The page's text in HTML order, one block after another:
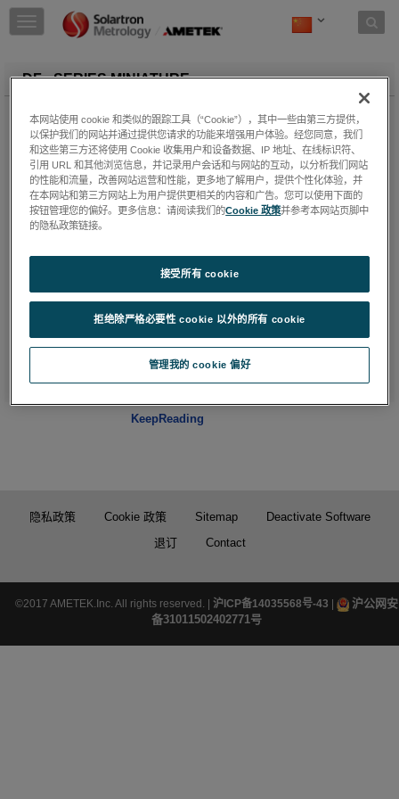
Skip to content
T
o
g
n
a
v
g
a
o
DF - SERIES MINIATURE
The DF DC miniature displacement sensor has a friction-free
core and the DFg has a free guided core incorporating Delrin
bearings. All types incorporate a Linear Variable Differential
Transformer (LVDT) as the measuring source together with
oscillator, demodulator and filter providing a self-contained unit
accepting a DC input and providing a DC output relative to
armature position. With high linearity and low mass of moving
parts, these are ideally suited to applications in civil, mechanical,
suitable load-sensitive member such as a proof ring or
diaphragm, they can provide load or pressure measurement.
High output
Excellent repeatability
Low power
KeepReading
隐私政策 Cookie 政策 Sitemap
Deactivate Software
退订
Contact
©2017 AMETEK.Inc. All rights reserved. | 沪ICP备14035568号-43
沪公网安
备31011502402771号
本网站使用 cookie 和类似的跟踪工具（“Cookie”），其中一些由第三方提供，
以保护我们的网站并通过提供您请求的功能来增强用户体验。经您同意，我们
和这些第三方还将使用 Cookie 收集用户和设备数据、IP 地址、在线标识符、
引用 URL 和其他浏览信息，并记录用户会话和与网站的互动，以分析我们网站
的性能和流量，改善网站运营和性能，更多地了解用户，提供个性化体验，并
在本网站和第三方网站上为用户提供更相关的内容和广告。您可以使用下面的
按钮管理您的偏好。更多信息：请阅读我们的Cookie 政策并参考本网站页脚中
的隐私政策链接。
管理我的 cookie 偏好
拒绝除严格必要性 cookie 以外的所有 cookie
接受所有 cookie